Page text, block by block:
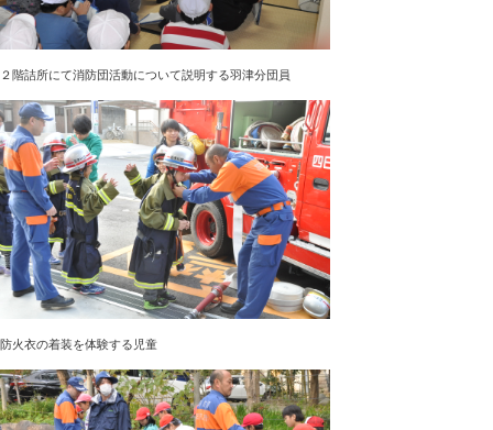
２階詰所にて消防団活動について説明する羽津分団員
防火衣の着装を体験する児童